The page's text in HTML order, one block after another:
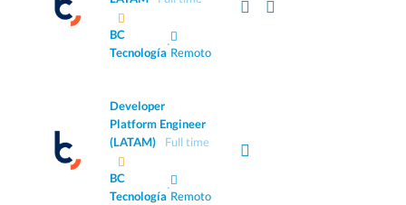
BC
Tecnología
·
Remoto
Developer
Platform Engineer
(LATAM)
Full time
BC
Tecnología
·
Remoto